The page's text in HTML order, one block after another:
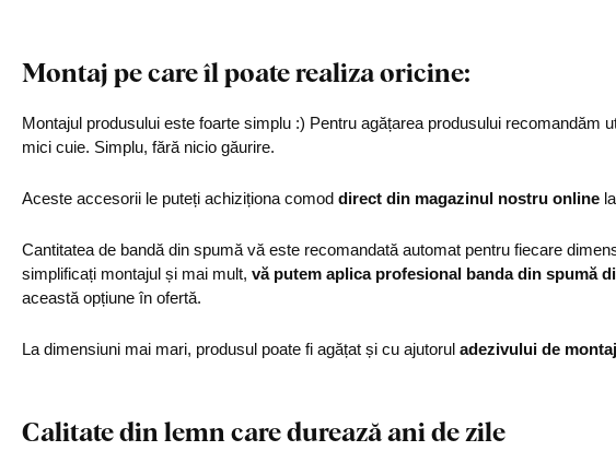
Montaj pe care îl poate realiza oricine:
Montajul produsului este foarte simplu :) Pentru agățarea produsului recomandăm
mici cuie. Simplu, fără nicio găurire.
Aceste accesorii le puteți achiziționa comod direct din magazinul nostru online
Cantitatea de bandă din spumă vă este recomandată automat pentru fiecare
simplificați montajul și mai mult, vă putem aplica profesional banda din spumă
această opțiune în ofertă.
La dimensiuni mai mari, produsul poate fi agățat și cu ajutorul adezivului de montaj
Calitate din lemn care durează ani de zile